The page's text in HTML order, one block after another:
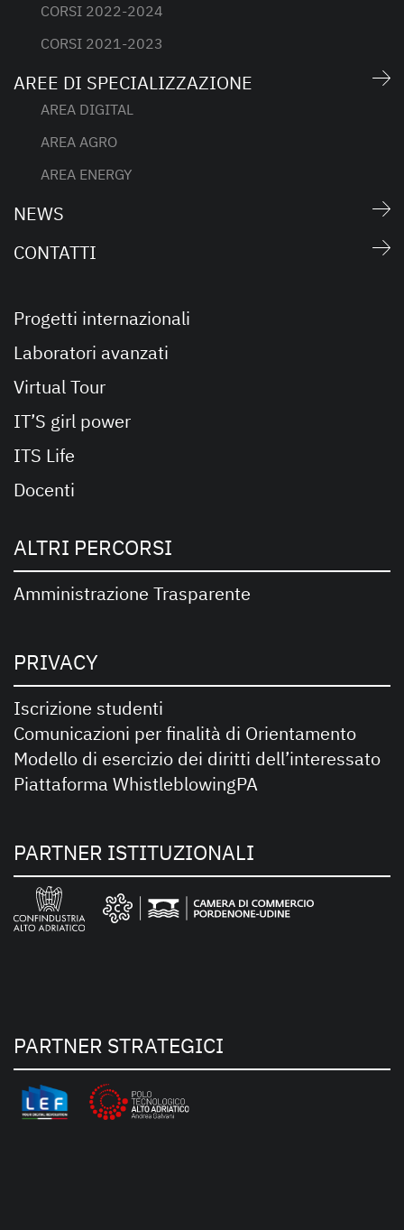
CORSI 2022-2024
CORSI 2021-2023
AREE DI SPECIALIZZAZIONE
AREA DIGITAL
AREA AGRO
AREA ENERGY
NEWS
CONTATTI
Progetti internazionali
Laboratori avanzati
Virtual Tour
IT’S girl power
ITS Life
Docenti
ALTRI PERCORSI
Amministrazione Trasparente
PRIVACY
Iscrizione studenti
Comunicazioni per finalità di Orientamento
Modello di esercizio dei diritti dell’interessato
Piattaforma WhistleblowingPA
PARTNER ISTITUZIONALI
PARTNER STRATEGICI